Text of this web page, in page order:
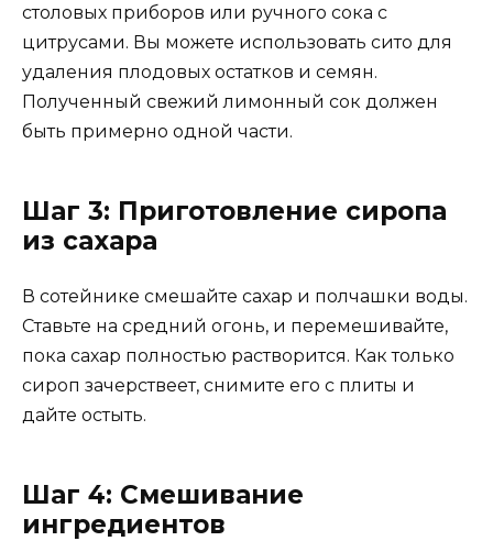
столовых приборов или ручного сока с
цитрусами. Вы можете использовать сито для
удаления плодовых остатков и семян.
Полученный свежий лимонный сок должен
быть примерно одной части.
Шаг 3: Приготовление сиропа
из сахара
В сотейнике смешайте сахар и полчашки воды.
Ставьте на средний огонь, и перемешивайте,
пока сахар полностью растворится. Как только
сироп зачерствеет, снимите его с плиты и
дайте остыть.
Шаг 4: Смешивание
ингредиентов